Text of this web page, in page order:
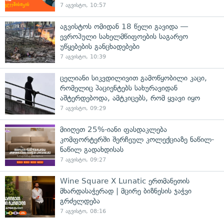
7 აგვისტო, 10:57
აგვისტოს ომიდან 18 წელი გავიდა —
ევროპული სახელმწიფოების საგარეო
უწყებების განცხადებები
7 აგვისტო, 10:39
ცელიანი სიკვდილივით გამოწყობილი კაცი,
რომელიც პაციენტებს სახურავიდან
აშტერდებოდა, ამტკიცებს, რომ ყვავი იყო
7 აგვისტო, 09:29
მიიღეთ 25%-იანი ფასდაკლება
კომფორტერში შერჩეულ კოლექციაზე ნაწილ-
ნაწილ გადახდისას
7 აგვისტო, 09:27
Wine Square X Lunatic ერთმანეთის
მხარდასაჭერად | მცირე ბიზნესის ჯაჭვი
გრძელდება
7 აგვისტო, 08:16